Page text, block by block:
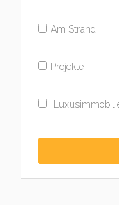
Am Strand
Projekte